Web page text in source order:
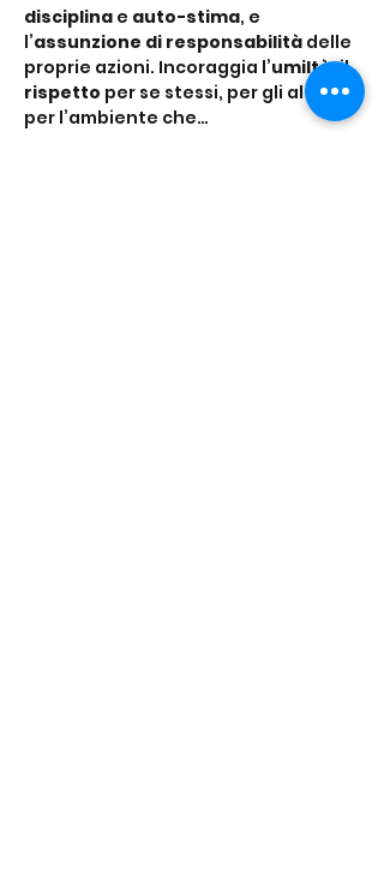
disciplina e auto-stima, e
l’assunzione di responsabilità delle
proprie azioni. Incoraggia l’umiltà, il
rispetto per se stessi, per gli altri e
per l’ambiente che…